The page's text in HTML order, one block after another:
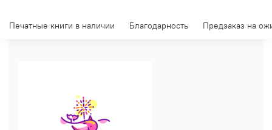
Печатные книги в наличии Благодарность Предзаказ на